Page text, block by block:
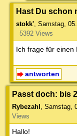
Hast Du schon
stokk' Samstag,
5392 Views
Ich frage für einen
antworten
Passt doch: bis
Rybezahl Samstag,
Views
Hallo!